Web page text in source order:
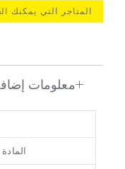
المتاجر التي يمكنك
معلومات